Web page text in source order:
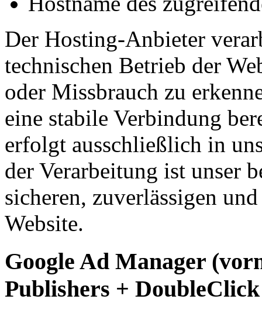
Der Hosting-Anbieter
technischen Betrieb der
oder Missbrauch zu
eine stabile Verbindung
erfolgt ausschließlich in
der Verarbeitung ist unser
sicheren, zuverlässigen
Website.
Google Ad Manager
Publishers +